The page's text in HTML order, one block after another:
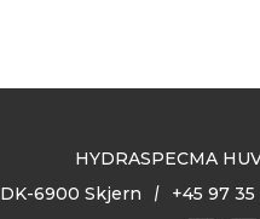
HYDRASPECMA
DK-6900 Skjern +45 97